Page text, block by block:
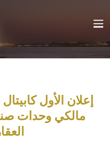
إعلان الأول
مالكي وحدات